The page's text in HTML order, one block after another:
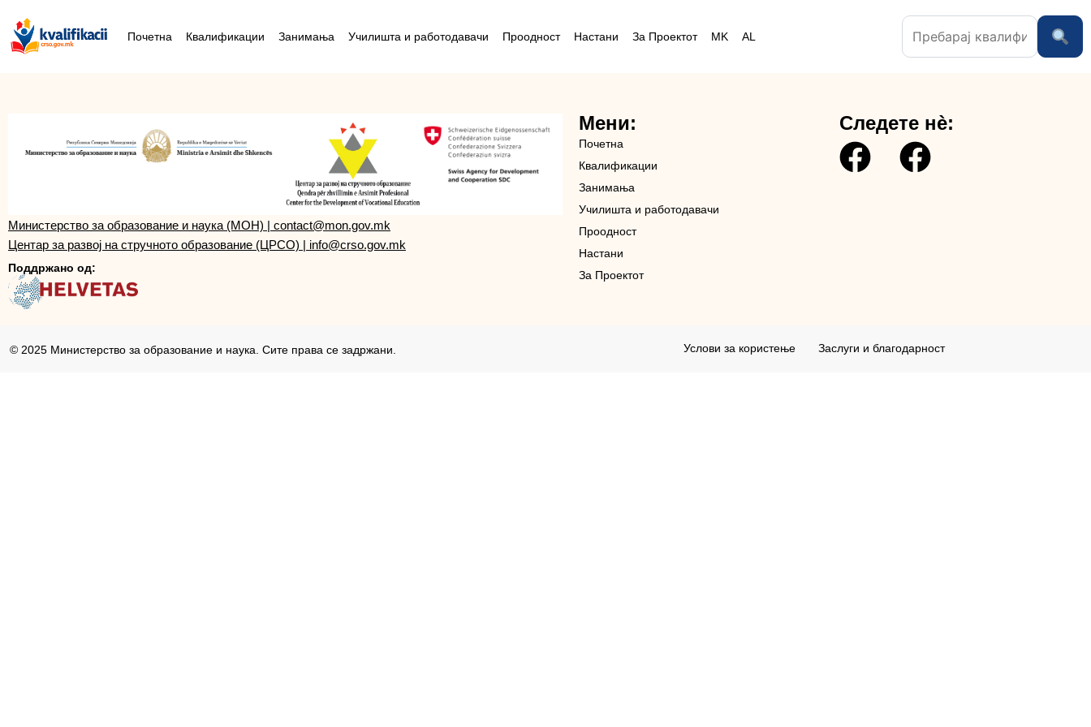
Почетна Квалификации Занимања Училишта и работодавачи Проодност Настани За Проектот MK AL
Министерство за образование и наука (МОН) | contact@mon.gov.mk
Центар за развој на стручното образование (ЦРСО) | info@crso.gov.mk
Поддржано од:
Мени:
Почетна
Квалификации
Занимања
Училишта и работодавачи
Проодност
Настани
За Проектот
Следете нè:
© 2025 Министерство за образование и наука. Сите права се задржани. Услови за користењe Заслуги и благодарност